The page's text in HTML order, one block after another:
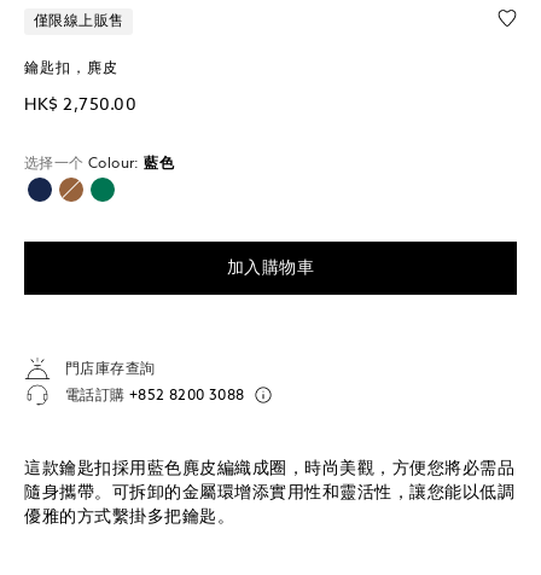
僅限線上販售
鑰匙扣，麂皮
HK$ 2,750.00
选择一个 Colour: 藍色
已選擇
加入購物車
門店庫存查詢
電話訂購 +852 8200 3088
這款鑰匙扣採用藍色麂皮編織成圈，時尚美觀，方便您將必需品
隨身攜帶。可拆卸的金屬環增添實用性和靈活性，讓您能以低調
優雅的方式繫掛多把鑰匙。